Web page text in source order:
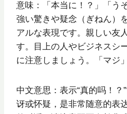
意味：「本当に！？」「う
強い驚きや疑念（ぎねん）
アルな表現です。親しい友
す。目上の人やビジネスシ
に注意しましょう。「マジ
中文意思：表示“真的吗！？
讶或怀疑，是非常随意的表